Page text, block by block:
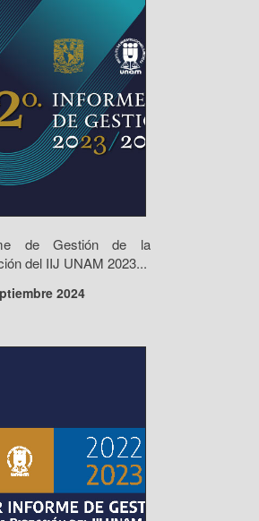
de Gestión de la
del IIJ UNAM 2023...
2024